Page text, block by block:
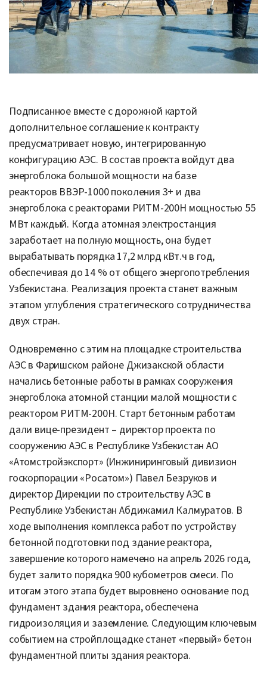
Подписанное вместе с дорожной картой
дополнительное соглашение к контракту
предусматривает новую, интегрированную
конфигурацию АЭС. В состав проекта войдут два
энергоблока большой мощности на базе
реакторов ВВЭР-1000 поколения 3+ и два
энергоблока с реакторами РИТМ-200Н мощностью 55
МВт каждый. Когда атомная электростанция
заработает на полную мощность, она будет
вырабатывать порядка 17,2 млрд кВт.ч в год,
обеспечивая до 14 % от общего энергопотребления
Узбекистана. Реализация проекта станет важным
этапом углубления стратегического сотрудничества
двух стран.
Одновременно с этим на площадке строительства
АЭС в Фаришском районе Джизакской области
начались бетонные работы в рамках сооружения
энергоблока атомной станции малой мощности с
реактором РИТМ-200Н. Старт бетонным работам
дали вице-президент – директор проекта по
сооружению АЭС в Республике Узбекистан АО
«Атомстройэкспорт» (Инжиниринговый дивизион
госкорпорации «Росатом») Павел Безруков и
директор Дирекции по строительству АЭС в
Республике Узбекистан Абдижамил Калмуратов. В
ходе выполнения комплекса работ по устройству
бетонной подготовки под здание реактора,
завершение которого намечено на апрель 2026 года,
будет залито порядка 900 кубометров смеси. По
итогам этого этапа будет выровнено основание под
фундамент здания реактора, обеспечена
гидроизоляция и заземление. Следующим ключевым
событием на стройплощадке станет «первый» бетон
фундаментной плиты здания реактора.